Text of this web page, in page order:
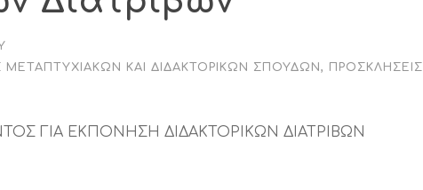
ΜΕΤΑΠΤΥΧΙΑΚΏΝ ΚΑΙ ΔΙΔΑΚΤΟΡΙΚΏΝ ΣΠΟΥΔΏΝ ,
ΠΡΟΣΚΛΉΣΕΙΣ
ΓΙΑ ΕΚΠΟΝΗΣΗ ΔΙΔΑΚΤΟΡΙΚΩΝ ΔΙΑΤΡΙΒΩΝ